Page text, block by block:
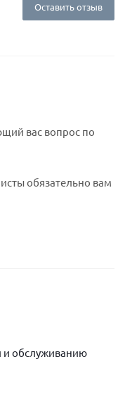
Оставить отзыв
вас вопрос по
обязательно вам
и обслуживанию